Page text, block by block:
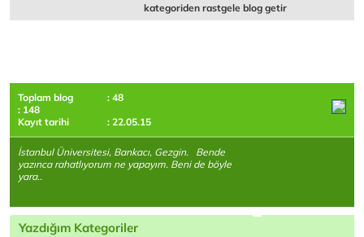
kategoriden rastgele blog getir
Toplam blog
: 48
: 148
Kayıt tarihi
: 22.05.15
İstanbul Üniversitesi, Bankacı, Gezgin. Bende
yazınca rahatlıyorum ne yapayım. Beni de böyle
yara..
Yazdığım Kategoriler